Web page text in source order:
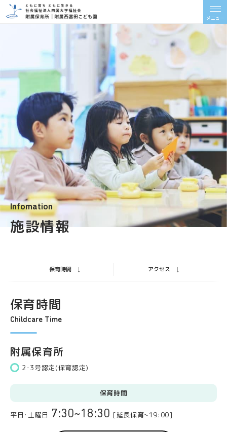
メニュー
施設情報
Infomation
保育時間 アクセス
保育時間
Childcare Time
附属保育所
2･3号認定(保育認定)
保育時間
平日･土曜日 7:30~18:30 [延長保育~19:00]